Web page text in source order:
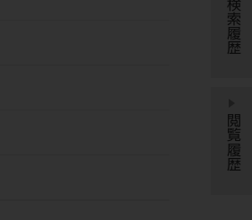
検索履歴
閲覧履歴